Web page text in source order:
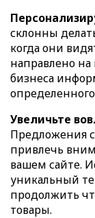
склонны
когда они
направлено на
бизнеса
Увеличьте
Предложения
привлечь
вашем сайте.
уникальный
продолжить
товары.